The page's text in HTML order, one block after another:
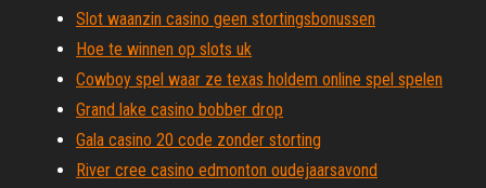
Slot waanzin casino geen stortingsbonussen
Hoe te winnen op slots uk
Cowboy spel waar ze texas holdem online spel spelen
Grand lake casino bobber drop
Gala casino 20 code zonder storting
River cree casino edmonton oudejaarsavond